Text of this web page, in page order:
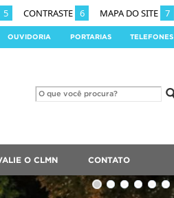
5 CONTRASTE 6 MAPA DO SITE 7
OUVIDORIA PORTARIAS TELEFONES
O CLMN CONTATO